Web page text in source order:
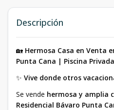
Descripción
🏡 Hermosa Casa en Venta
Punta Cana | Piscina Privada
✨ Vive donde otros
Se vende hermosa y amplia
Residencial Bávaro Punta